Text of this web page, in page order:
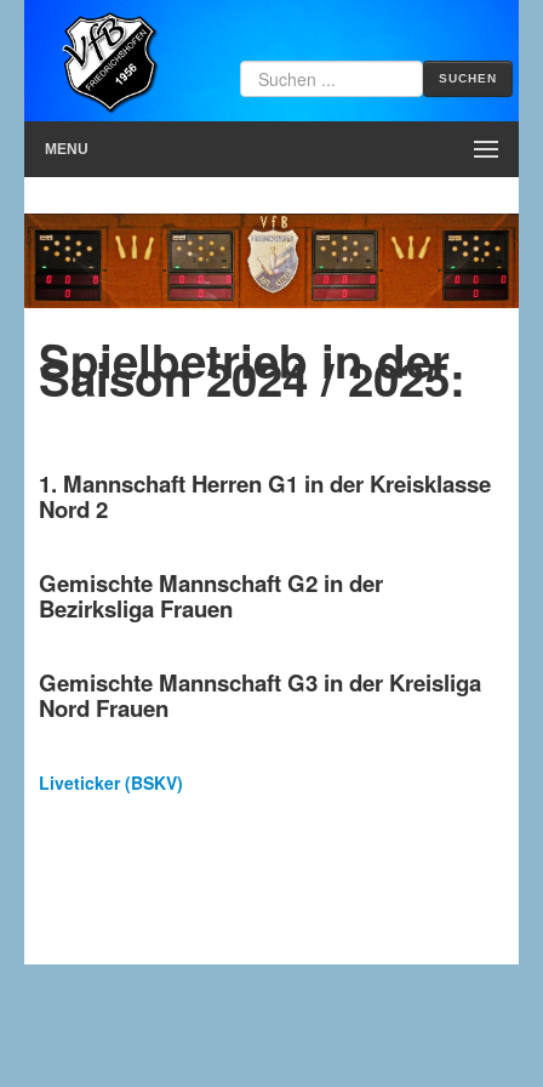
SUCHEN
MENU
Spielbetrieb in der
Saison 2024 / 2025:
1. Mannschaft Herren G1 in der Kreisklasse
Nord 2
Gemischte Mannschaft G2 in der
Bezirksliga Frauen
Gemischte Mannschaft G3 in der Kreisliga
Nord Frauen
Liveticker (BSKV)